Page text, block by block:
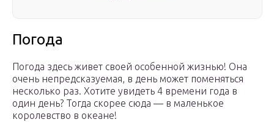
Погода
Погода здесь живет своей особенной жизнью! Она
очень непредсказуемая, в день может поменяться
несколько раз. Хотите увидеть 4 времени года в
один день? Тогда скорее сюда — в маленькое
королевство в океане!